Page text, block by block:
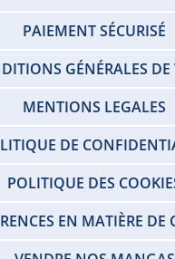
PAIEMENT SÉCURISÉ
GÉNÉRALES DE
MENTIONS LEGALES
DE
POLITIQUE DES
EN MATIÈRE DE